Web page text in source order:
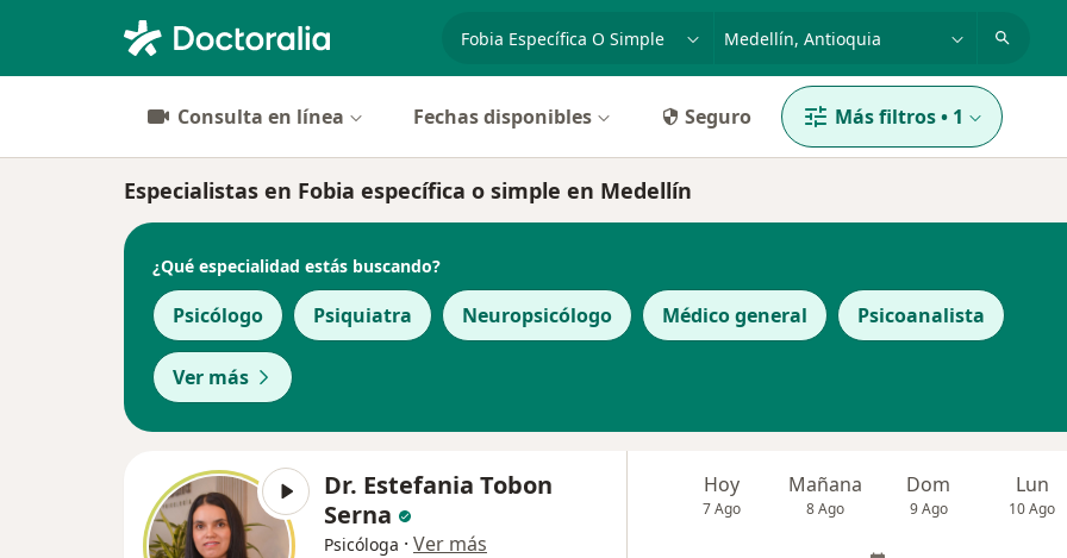
especialidad, enfermedad o nombrep. ej. Bogotá
Consulta en línea Fechas disponibles Seguro Más filtros• 1
Especialistas en Fobia específica o simple en Medellín
¿Qué especialidad estás buscando?
Psicólogo Psiquiatra Neuropsicólogo Médico general Psicoanalista
Ver más
Dr. Estefania Tobon
Serna
Psicóloga · Ver más
Hoy
7 Ago
Mañana
8 Ago
Dom
9 Ago
Lun
10 Ago